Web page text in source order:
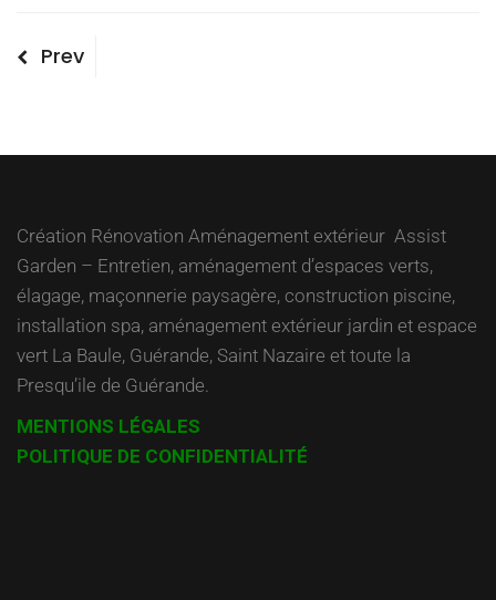
Navigation
l’article
Previous
Prev
Création Rénovation Aménagement extérieur Assist
Garden – Entretien, aménagement d’espaces verts,
élagage, maçonnerie paysagère, construction piscine,
installation spa, aménagement extérieur jardin et espace
vert La Baule, Guérande, Saint Nazaire et toute la
Presqu’ile de Guérande.
MENTIONS LÉGALES
POLITIQUE DE CONFIDENTIALITÉ